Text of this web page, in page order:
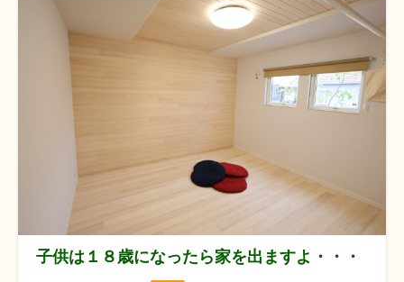
子供は１８歳になったら家を出ますよ・・・